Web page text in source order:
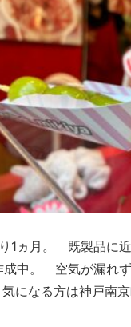
1ヵ月。 既製品に
中。 空気が漏れ
気になる方は神戸南